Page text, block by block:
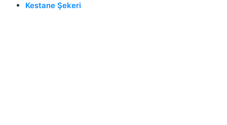
Kestane Şekeri